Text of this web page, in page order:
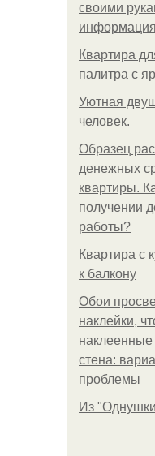
своими
информация
Квартира
палитра с
Уютная
человек.
Образец
денежных
квартиры.
получении
работы?
Квартира с
к балкону
Обои
наклейки,
наклеенные
стена:
проблемы
Из